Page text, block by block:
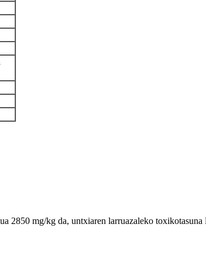
2850 mg/kg da, untxiaren larruazaleko